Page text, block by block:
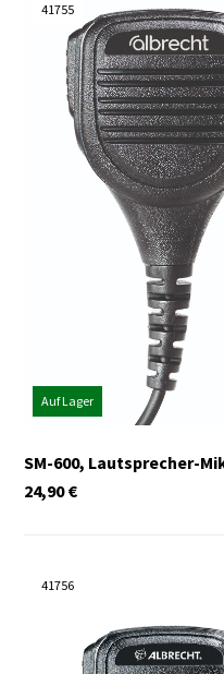
41755
Auf Lager
SM-600, Lautsprecher-
€
24,90
41756